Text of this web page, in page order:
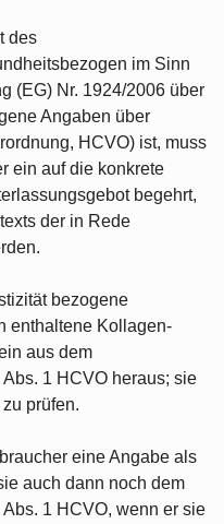
des
im Sinn
(EG) Nr. 1924/2006 über
Angaben über
HCVO) ist, muss
ein auf die konkrete
begehrt,
der in Rede
bezogene
enthaltene Kollagen-
aus dem
1 HCVO heraus; sie
prüfen.
eine Angabe als
auch dann noch dem
1 HCVO, wenn er sie